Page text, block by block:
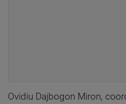
Ovidiu Dajbogon Miron,